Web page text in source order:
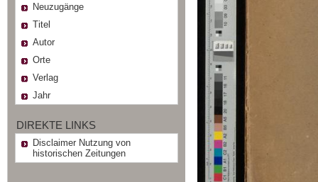
Neuzugänge
Titel
Autor
Orte
Verlag
Jahr
DIREKTE LINKS
Disclaimer Nutzung von
historischen Zeitungen